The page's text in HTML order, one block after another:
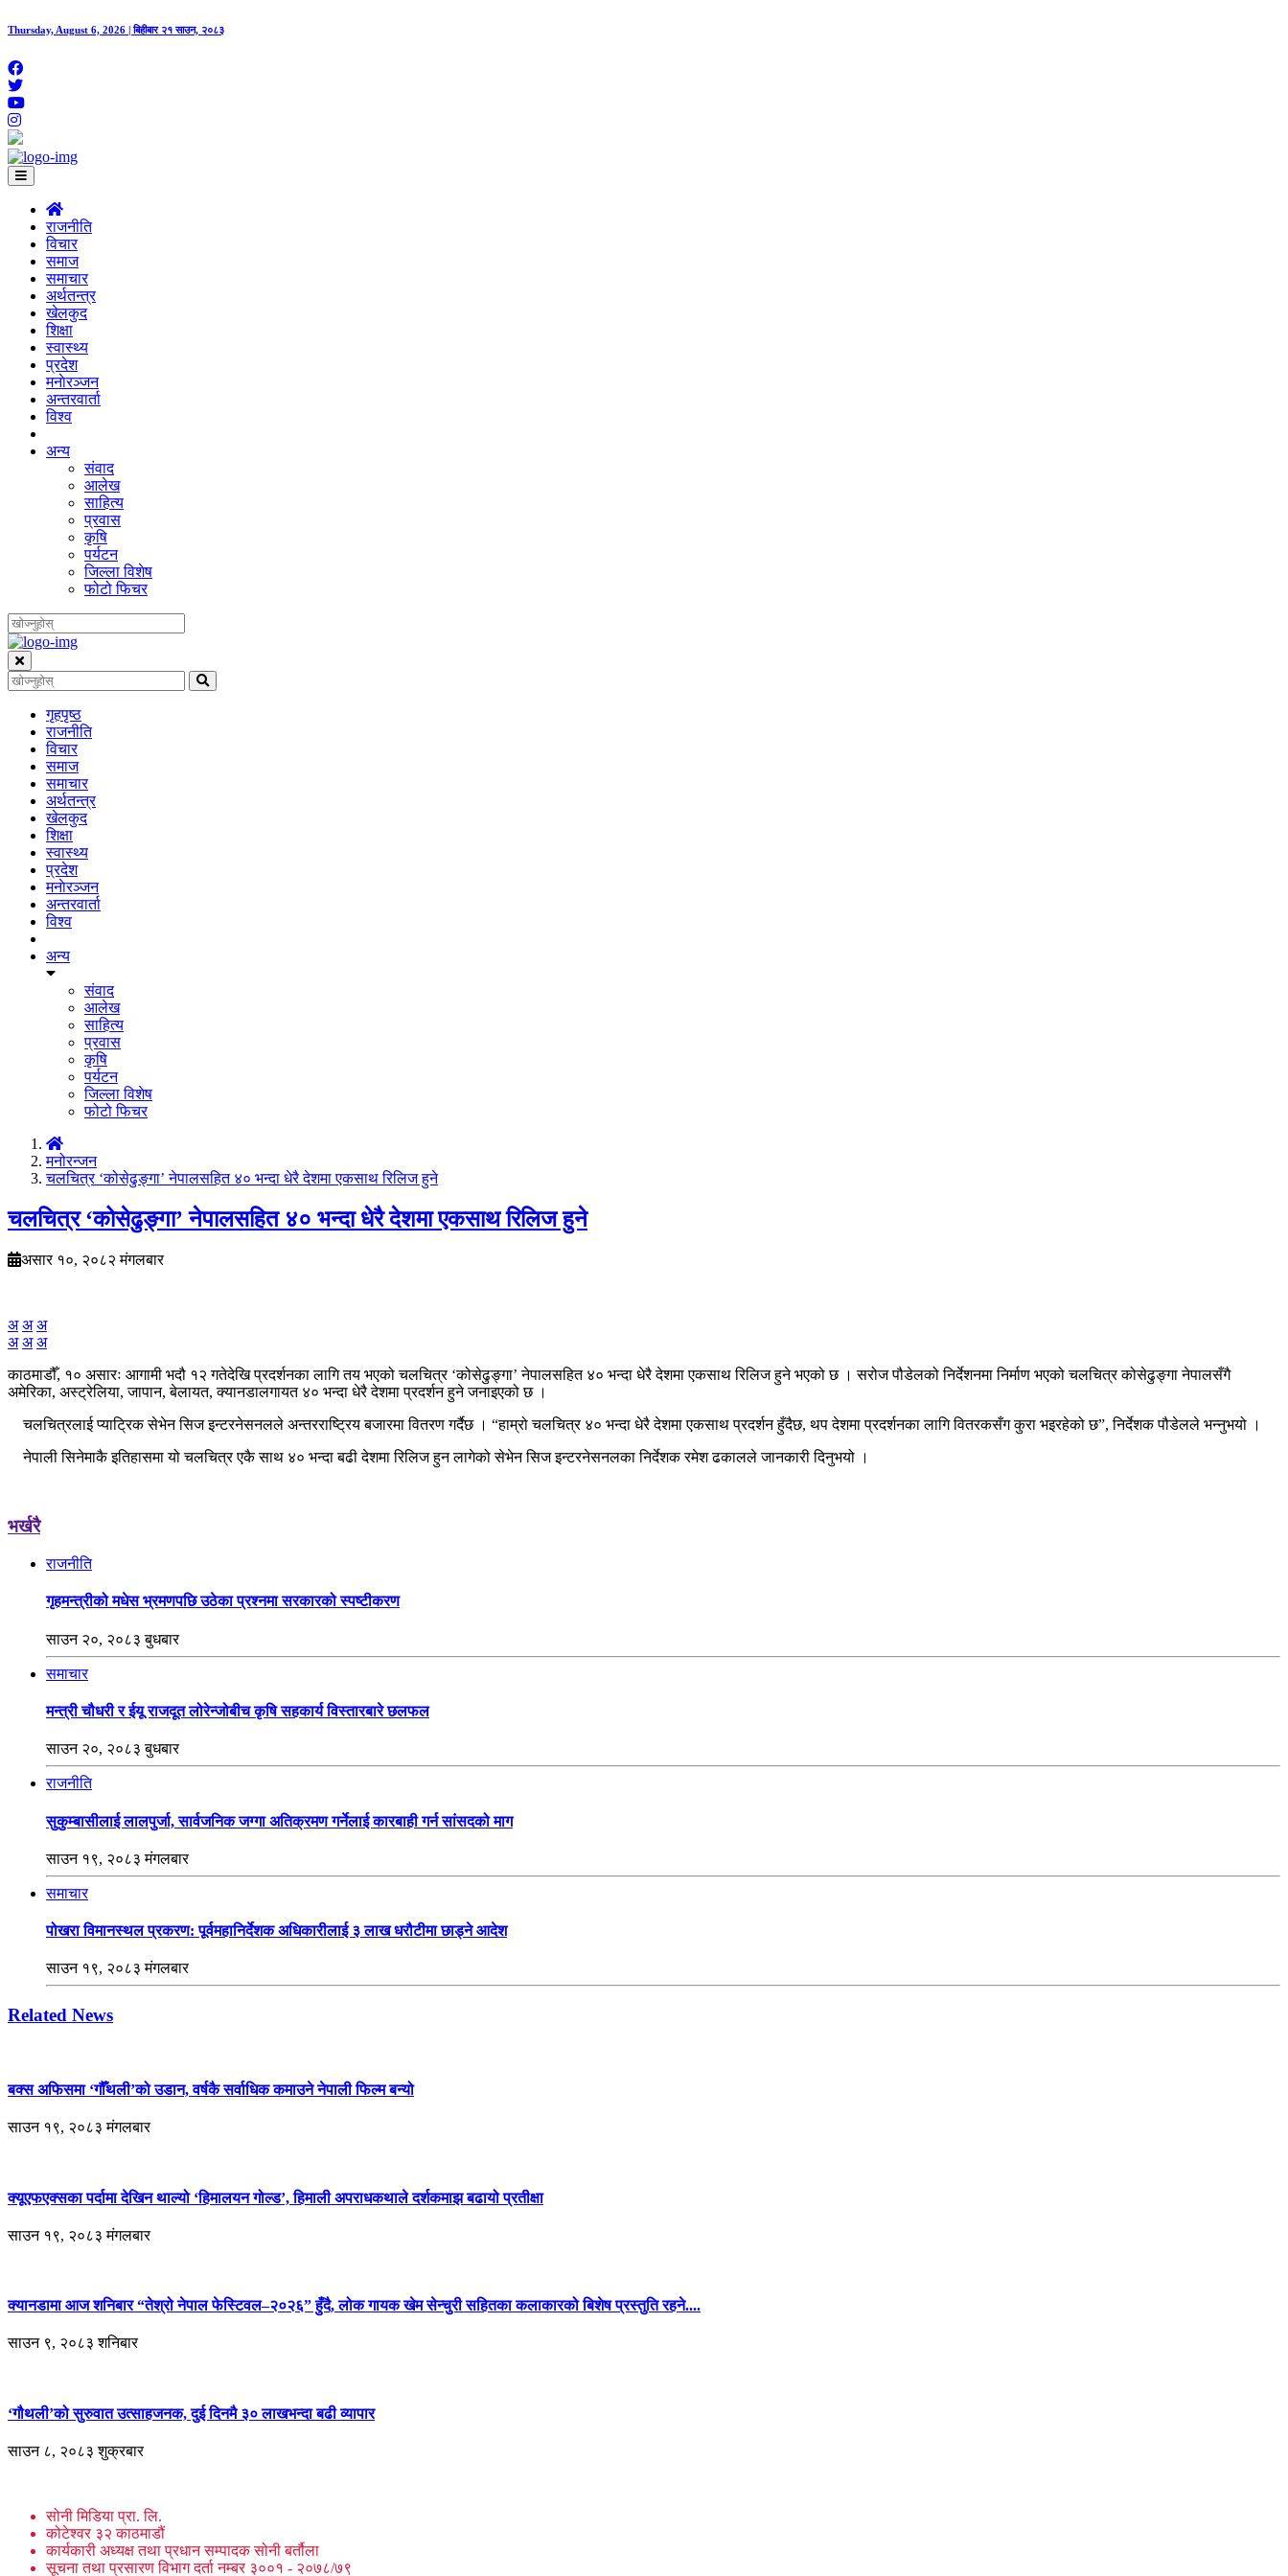
Thursday, August 6, 2026 | बिहीबार २१ साउन, २०८३
राजनीति
विचार
समाज
समाचार
अर्थतन्त्र
खेलकुद
शिक्षा
स्वास्थ्य
प्रदेश
मनाेरञ्जन
अन्तरवार्ता
विश्व
अन्य
संवाद
आलेख
साहित्य
प्रवास
कृषि
पर्यटन
जिल्ला विशेष
फोटो फिचर
गृहपृष्‍ठ
राजनीति
विचार
समाज
समाचार
अर्थतन्त्र
खेलकुद
शिक्षा
स्वास्थ्य
प्रदेश
मनाेरञ्जन
अन्तरवार्ता
विश्व
अन्य
संवाद
आलेख
साहित्य
प्रवास
कृषि
पर्यटन
जिल्ला विशेष
फोटो फिचर
मनोरन्जन
चलचित्र ‘कोसेढुङ्गा’ नेपालसहित ४० भन्दा धेरै देशमा एकसाथ रिलिज हुने
चलचित्र ‘कोसेढुङ्गा’ नेपालसहित ४० भन्दा धेरै देशमा एकसाथ रिलिज हुने
असार १०, २०८२ मंगलबार
अ अ अ
अ अ अ
काठमाडौँ, १० असारः आगामी भदौ १२ गतेदेखि प्रदर्शनका लागि तय भएको चलचित्र ‘कोसेढुङ्गा’ नेपालसहित ४० भन्दा धेरै देशमा एकसाथ रिलिज हुने भएको छ । सरोज पौडेलको निर्देशनमा निर्माण भएको चलचित्र कोसेढुङ्गा नेपालसँगै
अमेरिका, अस्ट्रेलिया, जापान, बेलायत, क्यानडालगायत ४० भन्दा धेरै देशमा प्रदर्शन हुने जनाइएको छ ।
चलचित्रलाई प्याट्रिक सेभेन सिज इन्टरनेसनलले अन्तरराष्ट्रिय बजारमा वितरण गर्दैछ । “हाम्रो चलचित्र ४० भन्दा धेरै देशमा एकसाथ प्रदर्शन हुँदैछ, थप देशमा प्रदर्शनका लागि वितरकसँग कुरा भइरहेको छ”, निर्देशक पौडेलले भन्नुभयो ।
नेपाली सिनेमाकै इतिहासमा यो चलचित्र एकै साथ ४० भन्दा बढी देशमा रिलिज हुन लागेको सेभेन सिज इन्टरनेसनलका निर्देशक रमेश ढकालले जानकारी दिनुभयो ।
भर्खरै
राजनीति
गृहमन्त्रीको मधेस भ्रमणपछि उठेका प्रश्नमा सरकारको स्पष्टीकरण
साउन २०, २०८३ बुधबार
समाचार
मन्त्री चौधरी र ईयू राजदूत लोरेन्जोबीच कृषि सहकार्य विस्तारबारे छलफल
साउन २०, २०८३ बुधबार
राजनीति
सुकुम्बासीलाई लालपुर्जा, सार्वजनिक जग्गा अतिक्रमण गर्नेलाई कारबाही गर्न सांसदको माग
साउन १९, २०८३ मंगलबार
समाचार
पोखरा विमानस्थल प्रकरण: पूर्वमहानिर्देशक अधिकारीलाई ३ लाख धरौटीमा छाड्ने आदेश
साउन १९, २०८३ मंगलबार
Related News
बक्स अफिसमा ‘गौँथली’को उडान, वर्षकै सर्वाधिक कमाउने नेपाली फिल्म बन्यो
साउन १९, २०८३ मंगलबार
क्यूएफएक्सका पर्दामा देखिन थाल्यो ‘हिमालयन गोल्ड’, हिमाली अपराधकथाले दर्शकमाझ बढायो प्रतीक्षा
साउन १९, २०८३ मंगलबार
क्यानडामा आज शनिबार “तेश्रो नेपाल फेस्टिवल–२०२६” हुँदै, लोक गायक खेम सेन्चुरी सहितका कलाकारको बिशेष प्रस्तुति रहने....
साउन ९, २०८३ शनिबार
‘गौथली’को सुरुवात उत्साहजनक, दुई दिनमै ३० लाखभन्दा बढी व्यापार
साउन ८, २०८३ शुक्रबार
सोनी मिडिया प्रा. लि.
कोटेश्वर ३२ काठमाडौं
कार्यकारी अध्यक्ष तथा प्रधान सम्पादक सोनी बर्तौला
सूचना तथा प्रसारण विभाग दर्ता नम्बर ३००१ - २०७८/७९